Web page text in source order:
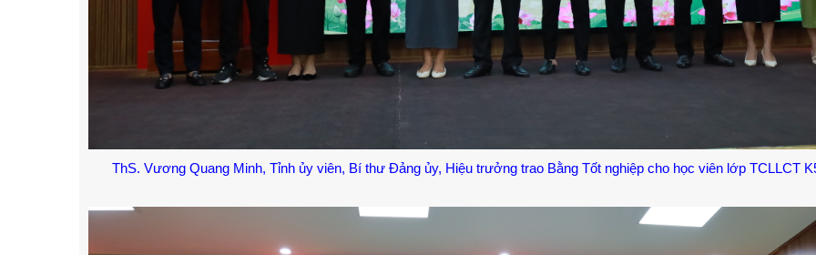
ThS. Vương Quang Minh, Tỉnh ủy viên, Bí thư Đảng ủy, Hiệu trưởng trao Bằng Tốt nghiệp cho học viên lớp TCLLCT